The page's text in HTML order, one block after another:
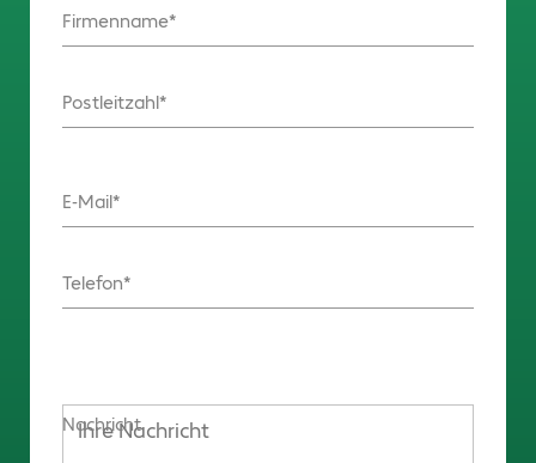
Firmenname
Postleitzahl
E-Mail
Telefon
Nachricht